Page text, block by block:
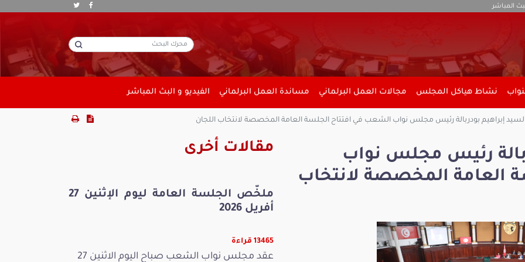
المباشر
نشاط هياكل المجلس مجالات العمل البرلماني مساندة العمل البرلماني الفيديو و البث المباشر
إبراهيم بودربالة رئيس مجلس نواب الشعب في افتتاح الجلسة العامة المخصصة لانتخاب اللجان
رئيس مجلس نواب
العامة المخصصة لانتخاب
مقالات أخرى
ملخّص الجلسة العامة ليوم الإثنين 27
أفريل 2026
13465 قراءة
عقد مجلس نواب الشعب صباح اليوم الاثنين 27